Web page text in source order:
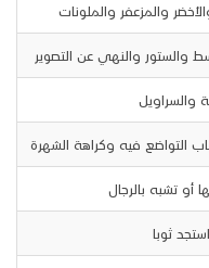
والمزعفر والملونات
والستور والنهي عن التصوير
والسراويل
التواضع فيه وكراهة الشهرة
أو تشبه بالرجال
ثوبا